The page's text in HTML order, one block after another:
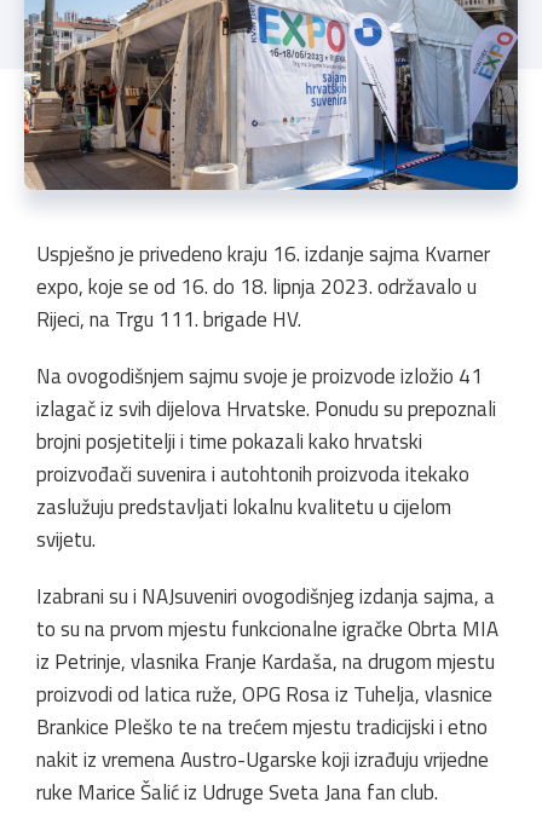
Uspješno je privedeno kraju 16. izdanje sajma Kvarner
expo, koje se od 16. do 18. lipnja 2023. održavalo u
Rijeci, na Trgu 111. brigade HV.
Na ovogodišnjem sajmu svoje je proizvode izložio 41
izlagač iz svih dijelova Hrvatske. Ponudu su prepoznali
brojni posjetitelji i time pokazali kako hrvatski
proizvođači suvenira i autohtonih proizvoda itekako
zaslužuju predstavljati lokalnu kvalitetu u cijelom
svijetu.
Izabrani su i NAJsuveniri ovogodišnjeg izdanja sajma, a
to su na prvom mjestu funkcionalne igračke Obrta MIA
iz Petrinje, vlasnika Franje Kardaša, na drugom mjestu
proizvodi od latica ruže, OPG Rosa iz Tuhelja, vlasnice
Brankice Pleško te na trećem mjestu tradicijski i etno
nakit iz vremena Austro-Ugarske koji izrađuju vrijedne
ruke Marice Šalić iz Udruge Sveta Jana fan club.